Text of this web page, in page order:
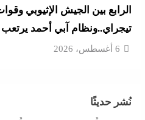
الرابع بين الجيش الإثيوبي
تيجراي..ونظام آبي أحمد يرتعب
6 أغسطس، 2026
نُشر حديثًا